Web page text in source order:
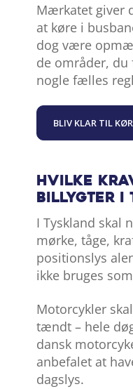
Mærkatet giver
at køre i
dog være
de områder,
nogle fælles
BLIV KLAR TIL
Hvilke
billygter i
I Tyskland skal
mørke, tåge,
positionslys
ikke bruges
Motorcykler
tændt – hele
dansk
anbefalet at
dagslys.